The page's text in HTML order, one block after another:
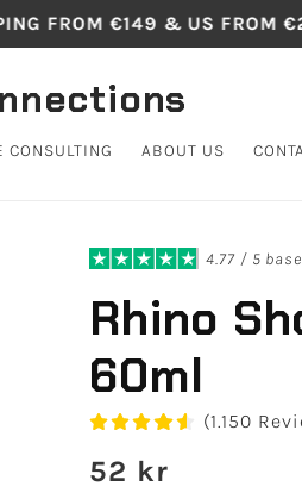
FROM €149 & US FROM
CONSULTING ABOUT US
4.77 / 5
Rhino
60ml
(1.150
Regular
52 kr